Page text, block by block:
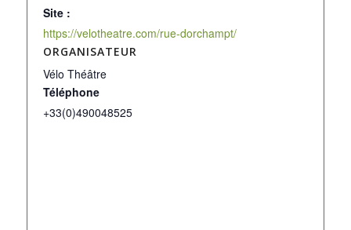
Site :
https://velotheatre.com/rue-dorchampt/
ORGANISATEUR
Vélo Théâtre
Téléphone
+33(0)490048525